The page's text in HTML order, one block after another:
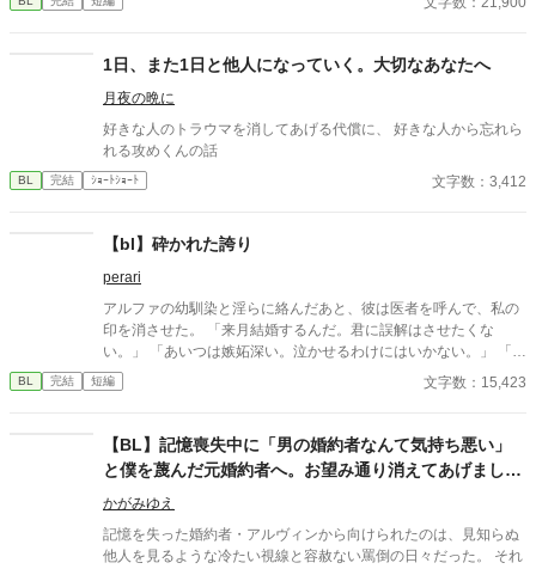
の、片思いBL。 プラトニックラブ。 いいね、感想大変励みにな
3.5話を追記しています。 (この回は箸休めのようなものなので、
読まなくても次の章に差し支えはないです。) 番外編は、2人の高
1日、また1日と他人になっていく。大切なあなたへ
月夜の晩に
好きな人のトラウマを消してあげる代償に、 好きな人から忘れら
れる攻めくんの話
BL 完結 ｼｮｰﾄｼｮｰﾄ 文字数：3,412
【bl】砕かれた誇り
perari
アルファの幼馴染と淫らに絡んだあと、彼は医者を呼んで、私の
印を消させた。 「来月結婚するんだ。君に誤解はさせたくな
い。」 「あいつは嫉妬深い。泣かせるわけにはいかない。」 「君
ももう年頃の残り物のオメガだろ？ 俺の印をつけたまま、他の
アルファとお見合いするなんてありえない。」 彼は冷たく、けれ
す。 「長い間、俺に従ってきたんだから、君を傷つけたりはしな
い。」 「結婚の日には招待状を送る。必ず来て、席につけよ。」
--- いくつかのコメントを拝見し、大変申し訳なく思っておりま
す。 私は現在日本語を勉強しており、この文章はAI作品ではあり
ませんが、 一部に翻訳ソフトを使用しています。 もし読んでくだ
さる中で日本語のおかしな点をご指摘いただけましたら、 本当に
BL 完結 短編 文字数：15,423
​【BL】記憶喪失中に「男の婚約者なんて気持ち悪い」
と僕を蔑んだ元婚約者へ。お望み通り消えてあげました
ので、今更記憶が戻ったと泣きつかれても
かがみゆえ
記憶を失った婚約者・アルヴィンから向けられたのは、見知らぬ
他人を見るような冷たい視線と容赦ない罵倒の日々だった。 それ